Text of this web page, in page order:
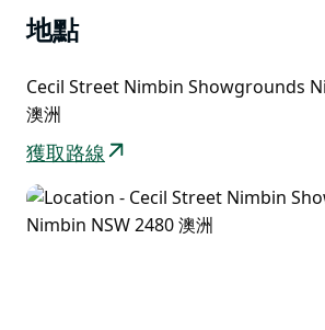
地點
Cecil Street Nimbin Showgrounds
澳洲
獲取路線